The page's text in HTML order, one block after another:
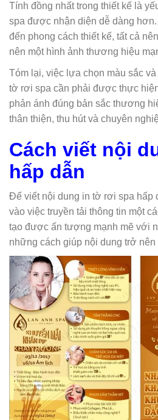
Tính đồng nhất trong thiết kế là
spa được nhận diện dễ dàng
đến phong cách thiết kế, tất cả
nên một hình ảnh thương hiệu
Tóm lại, việc lựa chọn màu sắc
tờ rơi spa cần phải được thực
phản ánh đúng bản sắc thương
thân thiện, thu hút và chuyên
Cách viết nội
hấp dẫn
Để viết nội dung in tờ rơi spa hấp
vào việc truyền tải thông tin một
tạo được ấn tượng mạnh mẽ với
những cách giúp nội dung trở nên